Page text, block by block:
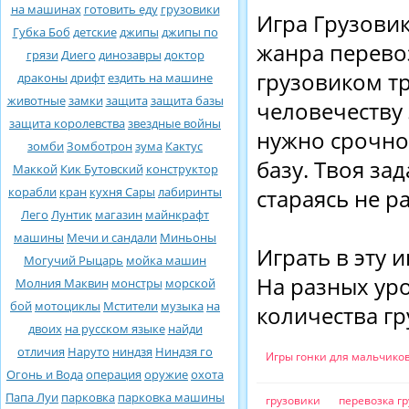
на машинах готовить еду грузовики
Губка Боб детскиеджипы джипы по
грязиДиего динозавры доктор
драконы дрифтездить на машине
животныезамкизащитазащита базы
защита королевствазвездные войны
зомбиЗомботронзума Кактус
Маккой Кик Бутовский конструктор
корабли кран кухня Сары лабиринты
Лего Лунтик магазин майнкрафт
машины Мечи и сандали Миньоны
Могучий Рыцарь мойка машин
Молния Маквин монстры морской
бой мотоциклы Мстители музыка на
двоих на русском языке найди
отличия Наруто ниндзя Ниндзя го
Огонь и Водаоперация оружиеохота
Папа Луи парковка парковка машины
Игра
жанра
грузовиком
нужно
базу. Твоя
стараясь не
Играть в эту
На разных
количества
Игры гонки для
грузовики перевозка